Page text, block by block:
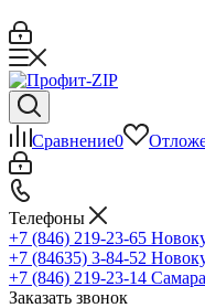
Сравнение0
Телефоны
+7 (846) 219-23-65
+7 (84635) 3-84-52
+7 (846) 219-23-14 Самара
Заказать звонок